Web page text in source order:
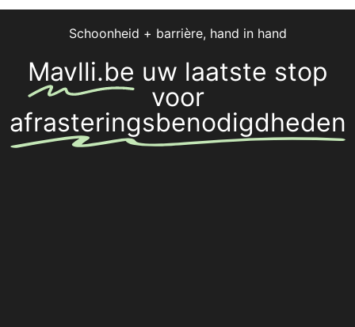
Schoonheid + barrière, hand in hand
Mavlli.be uw laatste stop
voor
afrasteringsbenodigdheden